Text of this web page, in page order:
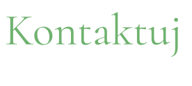
Kontaktuj